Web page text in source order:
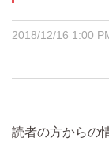
2018/12/16 1:00
読者の方からの